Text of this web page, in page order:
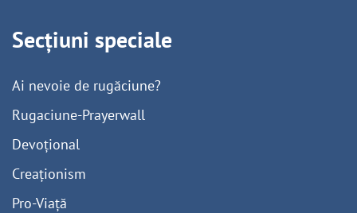
Secțiuni speciale
Ai nevoie de rugăciune?
Rugaciune-Prayerwall
Devoțional
Creaționism
Pro-Viață